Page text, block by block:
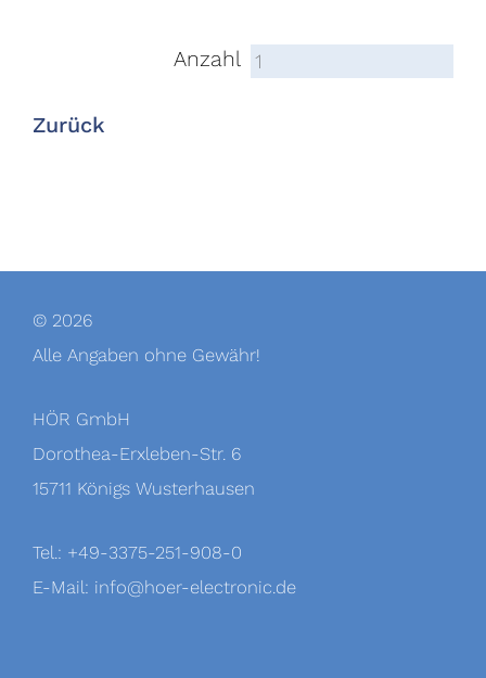
Anzahl
Zurück
© 2026
Alle Angaben ohne Gewähr!
HÖR GmbH
Dorothea-Erxleben-Str. 6
15711 Königs Wusterhausen
Tel.: +49-3375-251-908-0
E-Mail: info@hoer-electronic.de